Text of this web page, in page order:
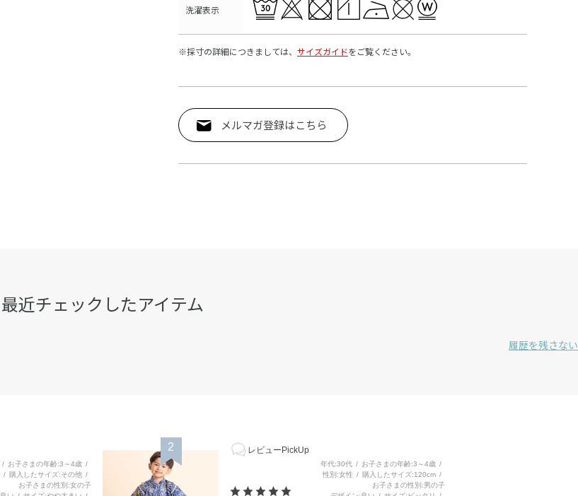
洗濯表示
※採寸の詳細につきましては、 サイズガイドをご覧ください。
メルマガ登録はこちら
最近チェックしたアイテム
履歴を残さない
お子さまの年齢 3～4歳
購入したサイズ その他
お子さまの性別 女の子
2 レビューPickUp
年代 30代 お子さまの年齢 3～4歳
性別 女性 購入したサイズ 120cm
お子さまの性別 男の子